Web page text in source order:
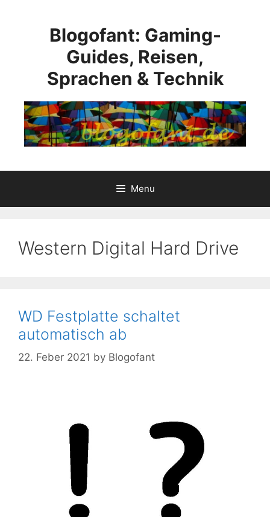
Blogofant: Gaming-
Guides, Reisen,
Sprachen & Technik
Menu
Western Digital Hard Drive
WD Festplatte schaltet
automatisch ab
22. Feber 2021 by Blogofant